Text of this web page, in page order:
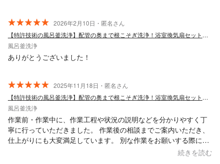
2026年2月10日・匿名さん
【特許技術の風呂釜洗浄】配管の奥まで根こそぎ洗浄！浴室換気扇セットも大人気◎
風呂釜洗浄
ありがとうございました！
2025年11月18日・匿名さん
【特許技術の風呂釜洗浄】配管の奥まで根こそぎ洗浄！浴室換気扇セットも大人気◎
風呂釜洗浄
作業前・作業中に、作業工程や状況の説明などを分かりやすく丁
寧に行っていただきました。 作業後の相談までご案内いただき、
仕上がりにも大変満足しています。 別な作業をお願いする際に
続きを読む